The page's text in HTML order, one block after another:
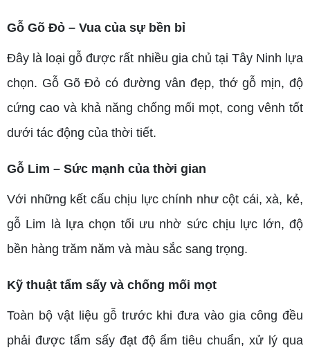
Gỗ Gõ Đỏ – Vua của sự bền bỉ
Đây là loại gỗ được rất nhiều gia chủ tại Tây Ninh lựa
chọn. Gỗ Gõ Đỏ có đường vân đẹp, thớ gỗ mịn, độ
cứng cao và khả năng chống mối mọt, cong vênh tốt
dưới tác động của thời tiết.
Gỗ Lim – Sức mạnh của thời gian
Với những kết cấu chịu lực chính như cột cái, xà, kẻ,
gỗ Lim là lựa chọn tối ưu nhờ sức chịu lực lớn, độ
bền hàng trăm năm và màu sắc sang trọng.
Kỹ thuật tẩm sấy và chống mối mọt
Toàn bộ vật liệu gỗ trước khi đưa vào gia công đều
phải được tẩm sấy đạt độ ẩm tiêu chuẩn, xử lý qua